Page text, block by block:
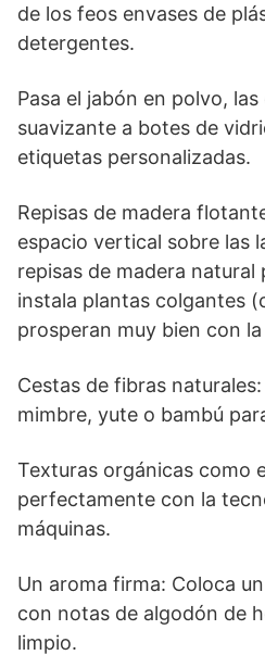
de los feos envases de
detergentes.
Pasa el jabón en polvo, las
suavizante a botes de
etiquetas personalizadas.
Repisas de madera
espacio vertical sobre las
repisas de madera
instala plantas colgantes
prosperan muy bien con
Cestas de fibras
mimbre, yute o bambú
Texturas orgánicas como
perfectamente con la
máquinas.
Un aroma firma: Coloca
con notas de algodón de
limpio.